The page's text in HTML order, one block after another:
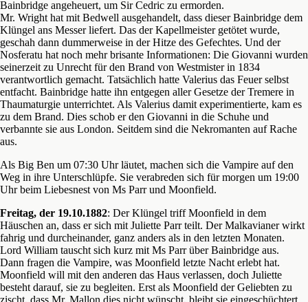
Bainbridge angeheuert, um Sir Cedric zu ermorden.
Mr. Wright hat mit Bedwell ausgehandelt, dass dieser Bainbridge dem
Klüngel ans Messer liefert. Das der Kapellmeister getötet wurde,
geschah dann dummerweise in der Hitze des Gefechtes. Und der
Nosferatu hat noch mehr brisante Informationen: Die Giovanni wurden
seinerzeit zu Unrecht für den Brand von Westmister in 1834
verantwortlich gemacht. Tatsächlich hatte Valerius das Feuer selbst
entfacht. Bainbridge hatte ihn entgegen aller Gesetze der Tremere in
Thaumaturgie unterrichtet. Als Valerius damit experimentierte, kam es
zu dem Brand. Dies schob er den Giovanni in die Schuhe und
verbannte sie aus London. Seitdem sind die Nekromanten auf Rache
aus.
Als Big Ben um 07:30 Uhr läutet, machen sich die Vampire auf den
Weg in ihre Unterschlüpfe. Sie verabreden sich für morgen um 19:00
Uhr beim Liebesnest von Ms Parr und Moonfield.
Freitag, der 19.10.1882: Der Klüngel triff Moonfield in dem
Häuschen an, dass er sich mit Juliette Parr teilt. Der Malkavianer wirkt
fahrig und durcheinander, ganz anders als in den letzten Monaten.
Lord William tauscht sich kurz mit Ms Parr über Bainbridge aus.
Dann fragen die Vampire, was Moonfield letzte Nacht erlebt hat.
Moonfield will mit den anderen das Haus verlassen, doch Juliette
besteht darauf, sie zu begleiten. Erst als Moonfield der Geliebten zu
zischt, dass Mr. Mallon dies nicht wünscht, bleibt sie eingeschüchtert